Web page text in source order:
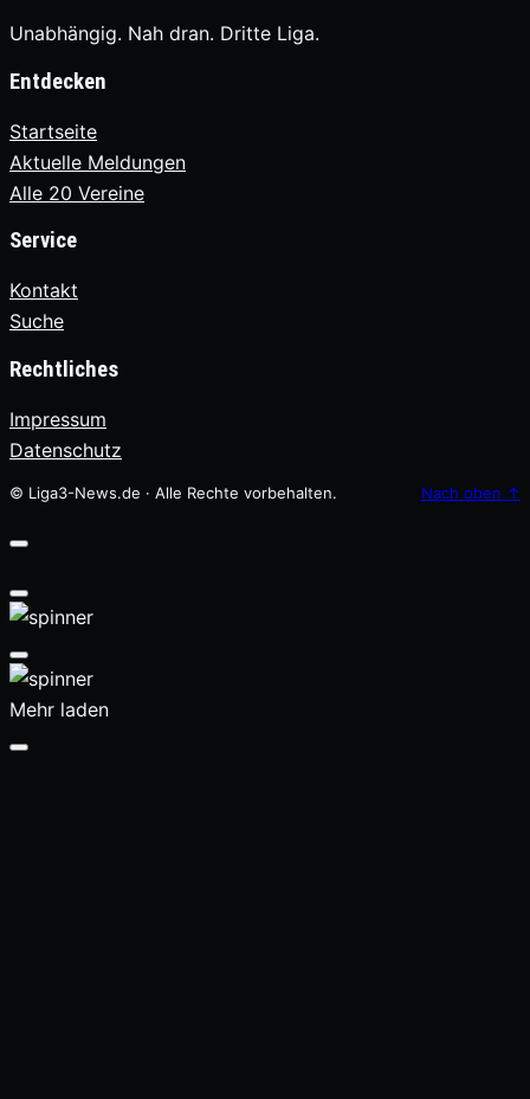
Unabhängig. Nah dran. Dritte Liga.
Entdecken
Startseite
Aktuelle Meldungen
Alle 20 Vereine
Service
Kontakt
Suche
Rechtliches
Impressum
Datenschutz
© Liga3-News.de · Alle Rechte vorbehalten. Nach oben ↑
Mehr laden